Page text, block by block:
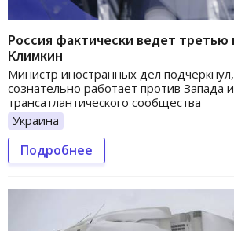
Россия фактически ведет третью
Климкин
Министр иностранных дел
сознательно работает против Запада и
трансатлантического сообщества
Украина
Подробнее